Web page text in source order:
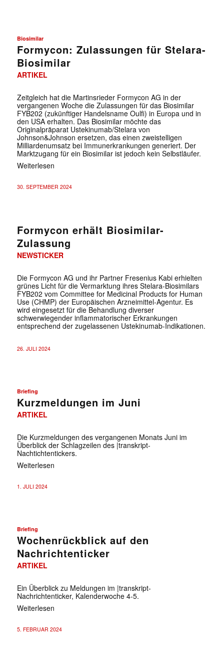
Biosimilar
Formycon: Zulassungen für Stelara-
Biosimilar
ARTIKEL
Zeitgleich hat die Martinsrieder Formycon AG in der
vergangenen Woche die Zulassungen für das Biosimilar
FYB202 (zukünftiger Handelsname Oulfi) in Europa und in
den USA erhalten. Das Biosimilar möchte das
Originalpräparat Ustekinumab/Stelara von
Johnson&Johnson ersetzen, das einen zweistelligen
Milliardenumsatz bei Immunerkrankungen generiert. Der
Marktzugang für ein Biosimilar ist jedoch kein Selbstläufer.
Weiterlesen
30. SEPTEMBER 2024
Formycon erhält Biosimilar-
Zulassung
NEWSTICKER
Die Formycon AG und ihr Partner Fresenius Kabi erhielten
grünes Licht für die Vermarktung ihres Stelara-Biosimilars
FYB202 vom Committee for Medicinal Products for Human
Use (CHMP) der Europäischen Arzneimittel-Agentur. Es
wird eingesetzt für die Behandlung diverser
schwerwiegender inflammatorischer Erkrankungen
entsprechend der zugelassenen Ustekinumab-Indikationen.
26. JULI 2024
Briefing
Kurzmeldungen im Juni
ARTIKEL
Die Kurzmeldungen des vergangenen Monats Juni im
Überblick der Schlagzeilen des |transkript-
Nachtichtentickers.
Weiterlesen
1. JULI 2024
Briefing
Wochenrückblick auf den
Nachrichtenticker
ARTIKEL
Ein Überblick zu Meldungen im |transkript-
Nachrichtenticker, Kalenderwoche 4-5.
Weiterlesen
5. FEBRUAR 2024